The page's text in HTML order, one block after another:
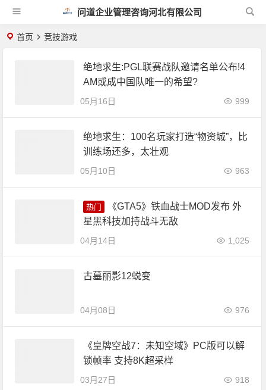
问道企业管理咨询河北有限公司
首页 竞技游戏
绝地求生:PGL联赛战队邀请名单公布!4
AM或成中国队唯一的希望?
05月16日 999
绝地求生：100名玩家打造“物资城”，比
训练场还多，太壮观
05月10日 963
热门
《GTA5》铁血战士MOD发布 外
星黑科技加持战斗无敌
04月14日 1,025
古墓丽影12蜕变
04月08日 976
《皇牌空战7：未知空域》PC版可以解
锁帧率 支持8K超采样
03月27日 918